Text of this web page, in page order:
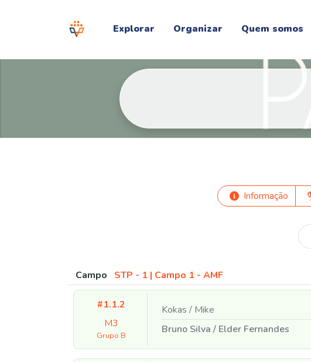
Explorar Organizar Quem somos
Informação
Campo STP - 1 | Campo 1 - AMF
#1.1.2
M3
Grupo B
Kokas /Mike
Bruno Silva /Elder Fernandes